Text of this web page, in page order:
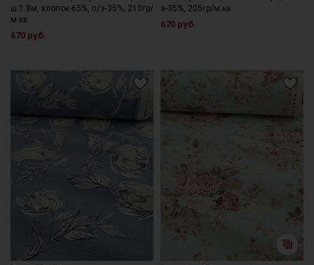
ш.1.8м, хлопок-65%, п/э-35%, 210гр/
м.кв
670 руб.
э-35%, 205гр/м.кв
670 руб.